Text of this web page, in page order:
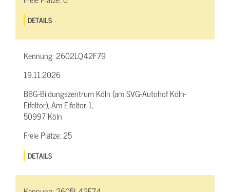
DETAILS
Kennung:2602LQ42F79
19.11.2026
BBG-Bildungszentrum Köln (am SVG-Autohof Köln-
Eifeltor), Am Eifeltor 1,
50997 Köln
Freie Plätze:25
DETAILS